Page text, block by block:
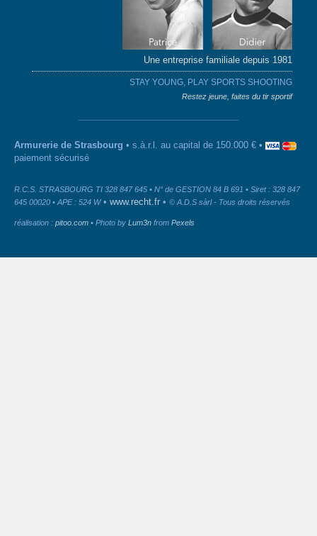
Une entreprise familiale depuis 1981
STAY YOUNG, PLAY SPORTS SHOOTING
Restez jeune, faites du tir sportif
Armurerie de Strasbourg • s.à.r.l. au capital de 150.000 € •
paiement sécurisé
R.C.S. STRASBOURG TI 328 847 645 • N° de GESTION 84 B 691 • Siret : 328 847
645 00020 • APE : 524 W• www.recht.fr • © A.D.S sàrl - Tous droits réservés
réalisation : pitoo.com • Photo by Lum3n from Pexels